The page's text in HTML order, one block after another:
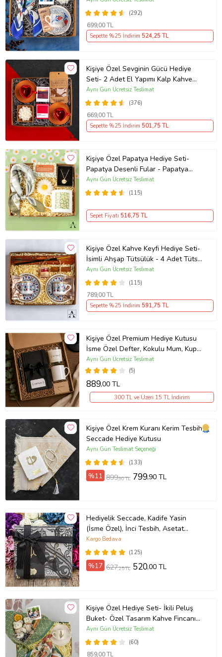
Mum - Polaroid Fotoğraf - Özel
Tasarım Hediye Kutusu
(292)
699,00 TL
Sepette %25 İndirim 524,25 TL
Kişiye Özel Sevginin Gücü Hediye
Seti- 2 Adet El Yapımı Kalp Kahve
Fincanı- Mimosa Türk Kahvesi- Lotus
Mum- Pantone Mesaj Kartı- Polaroid
Fotoğraf - Özel Tasarım Hediye
Kutusu
(376)
Aynı Gün Ücretsiz Teslimat
669,00 TL
Sepette %25 İndirim 501,75 TL
Kişiye Özel Papatya Hediye Seti-
Papatya Desenli Fular - Papatya
Kolye - Papatya Mum - Papatya
Kupa - Papatya Kart Notu - Özel
(115)
Aynı Gün Ücretsiz Teslimat
Sepet Fiyatı 516,75 TL
Kişiye Özel Kahve Keyfi Hediye Seti-
İsimli Ahşap Tütsülük - 4 Adet Tütsü
- 4 Parça Çiçek Motifli Kahve Fincanı
Seti - 2 Adet Mehmet Efendi Türk
Kahvesi - Mum - Çubuk Tarçın - Özel
Tasarım Hediye Kutusu
(115)
Aynı Gün Ücretsiz Teslimat
789,00 TL
Sepette %25 İndirim 591,75 TL
Kişiye Özel Premium Hediye Kutusu
İsme Özel Defter, Kokulu Mum, Kupa
ve Kalem
(5)
Aynı Gün Ücretsiz Teslimat
889,00 TL
300 TL ve Üzeri 15 TL İndirim
Kişiye Özel Krem Kuranı Kerim Tesbih
Seccade Hediye Kutusu
(133)
Aynı Gün Teslimat Seçeneği
%11 899,90 TL 799,90 TL
Hediyelik Seccade, Kadife Yasin
(İsme Özel), İnci Tesbih, Asetat
Kutulu (26×23) İslami Set-Krem
(Model 5)
(125)
Kargo Bedava
%17 627,25 TL 520,00 TL
Kişiye Özel Hediye Seti- İkili Peluş
Buket- Özel Tasarım Kahve Fincanı-
Yaprak Desenli Fular- Polaroid
Fotoğraf
(60)
Aynı Gün Ücretsiz Teslimat
859,00 TL